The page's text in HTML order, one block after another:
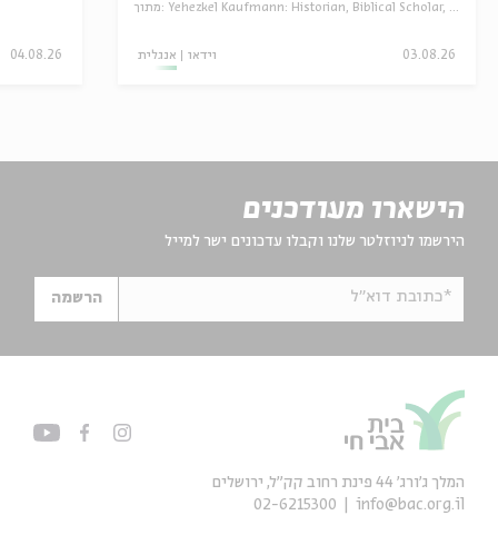
מתוך: Yehezkel Kaufmann: Historian, Biblical Scholar, and Zionist Thinker
אנגלית וידאו 03.08.26
04.08.26
הישארו מעודכנים
הירשמו לניוזלטר שלנו וקבלו עדכונים ישר למייל
*כתובת דוא"ל הרשמה
המלך ג'ורג' 44 פינת רחוב קק״ל, ירושלים
info@bac.org.il
02-6215300